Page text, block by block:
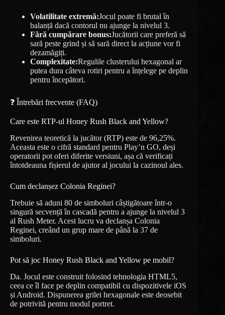
Volatilitate extremă:Jocul poate fi brutal în
balanță dacă contorul nu ajunge la nivelul 3.
Fără cumpărare bonus:Jucătorii care preferă să
sară peste grind și să sară direct la acțiune vor fi
dezamăgiți.
Complexitate:Regulile clusterului hexagonal ar
putea dura câteva rotiri pentru a înțelege pe deplin
pentru începători.
❓ Întrebări frecvente (FAQ)
Care este RTP-ul Honey Rush Black and Yellow?
Revenirea teoretică la jucător (RTP) este de 96,25%.
Aceasta este o cifră standard pentru Play’n GO, deși
operatorii pot oferi diferite versiuni, așa că verificați
întotdeauna fișierul de ajutor al jocului la cazinoul ales.
Cum declanșez Colonia Reginei?
Trebuie să aduni 80 de simboluri câștigătoare într-o
singură secvență în cascadă pentru a ajunge la nivelul 3
al Rush Meter. Acest lucru va declanșa Colonia
Reginei, creând un grup mare de până la 37 de
simboluri.
Pot să joc Honey Rush Black and Yellow pe mobil?
Da. Jocul este construit folosind tehnologia HTML5,
ceea ce îl face pe deplin compatibil cu dispozitivele iOS
și Android. Dispunerea grilei hexagonale este deosebit
de potrivită pentru modul portret.